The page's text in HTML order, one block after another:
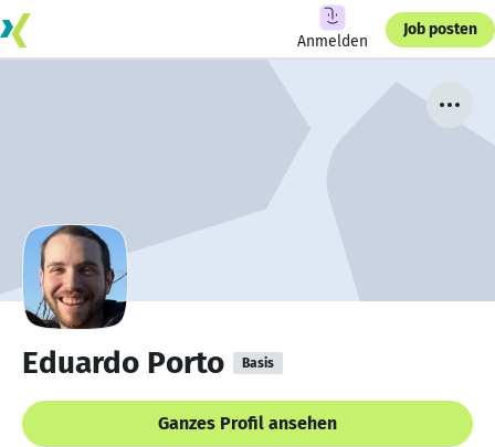
Anmelden
Job posten
Eduardo Porto Basis
Ganzes Profil ansehen